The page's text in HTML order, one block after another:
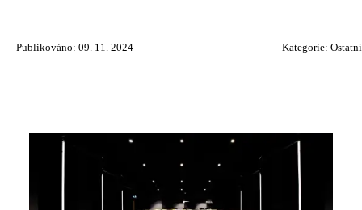
Publikováno: 09. 11. 2024 Kategorie: Ostatní